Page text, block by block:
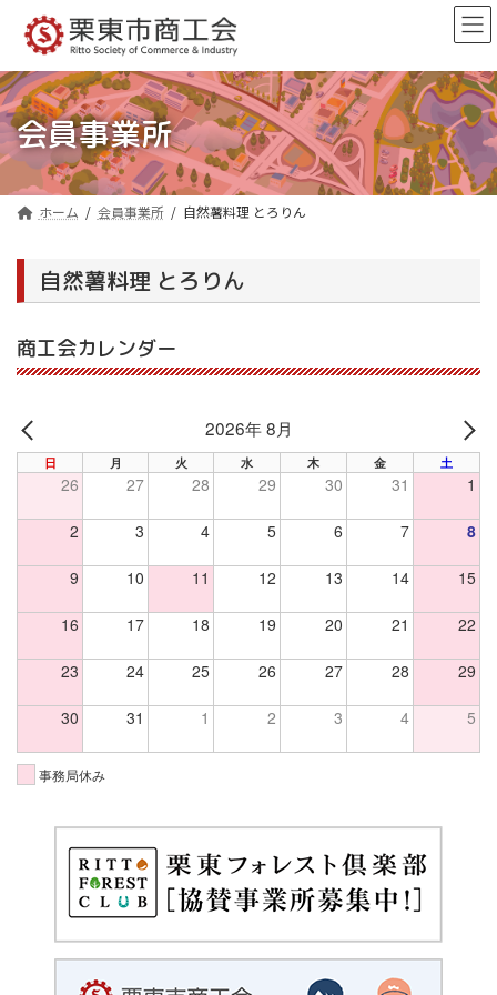
ン
ツ
へ
ス
キ
ッ
ー
シ
ョ
ン
に
移
会員事業所
ホーム 会員事業所 自然薯料理 とろりん
自然薯料理 とろりん
商工会カレンダー
PREV
2026年 8月
日 月 火 水 木 金 土
26 27 28 29 30 31 1
2 3 4 5 6 7 8
9 10 11 12 13 14 15
16 17 18 19 20 21 22
23 24 25 26 27 28 29
30 31 1 2 3 4 5
事務局休み